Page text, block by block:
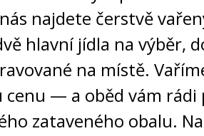
najdete čerstvě
hlavní jídla na výběr,
na místě.
cenu — a oběd vám rádi
zataveného obalu.